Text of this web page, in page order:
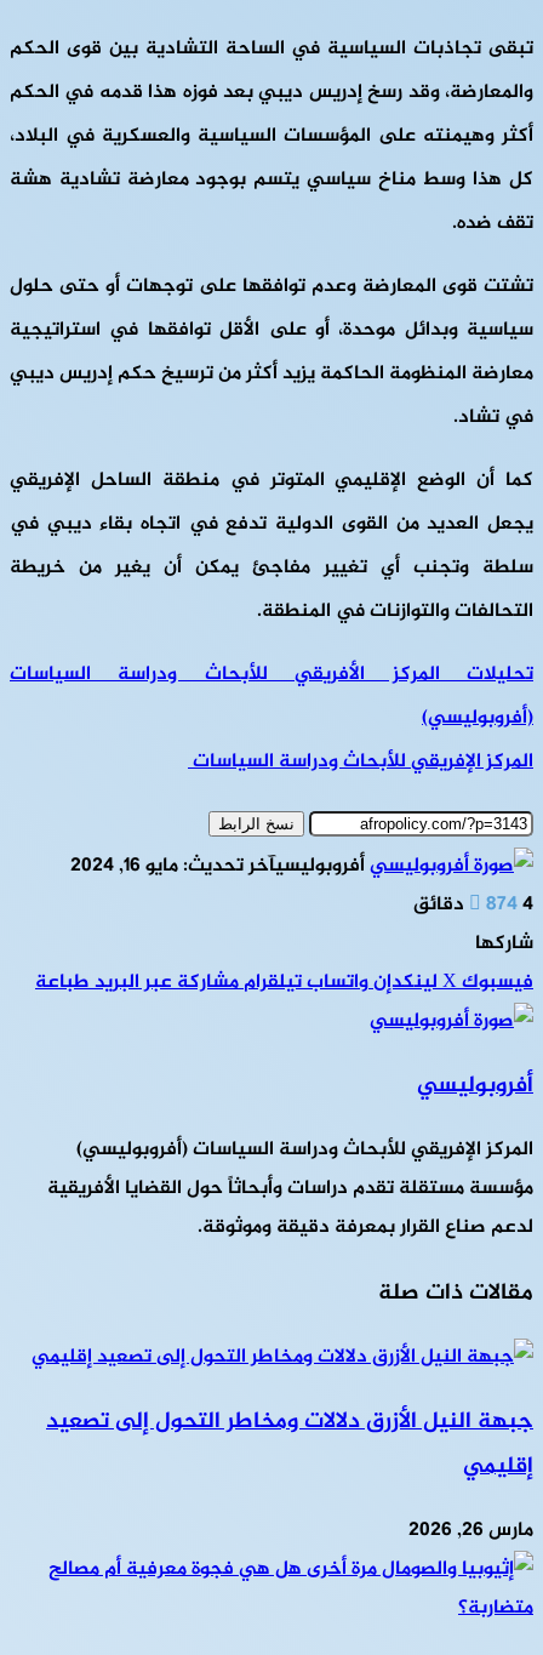
تبقى تجاذبات السياسية في الساحة التشادية بين قوى الحكم
والمعارضة، وقد رسخ إدريس ديبي بعد فوزه هذا قدمه في الحكم
أكثر وهيمنته على المؤسسات السياسية والعسكرية في البلاد،
كل هذا وسط مناخ سياسي يتسم بوجود معارضة تشادية هشة
تقف ضده.
تشتت قوى المعارضة وعدم توافقها على توجهات أو حتى حلول
سياسية وبدائل موحدة، أو على الأقل توافقها في استراتيجية
معارضة المنظومة الحاكمة يزيد أكثر من ترسيخ حكم إدريس ديبي
في تشاد.
كما أن الوضع الإقليمي المتوتر في منطقة الساحل الإفريقي
يجعل العديد من القوى الدولية تدفع في اتجاه بقاء ديبي في
سلطة وتجنب أي تغيير مفاجئ يمكن أن يغير من خريطة
التحالفات والتوازنات في المنطقة.
تحليلات المركز الأفريقي للأبحاث ودراسة السياسات
(أفروبوليسي)
المركز الإفريقي للأبحاث ودراسة السياسات
نسخ الرابط
أفروبوليسيآخر تحديث: مايو 16, 2024
8744 دقائق
شاركها
فيسبوك‫Xلينكدإنواتسابتيلقراممشاركة عبر البريدطباعة
أفروبوليسي
المركز الإفريقي للأبحاث ودراسة السياسات (أفروبوليسي)
مؤسسة مستقلة تقدم دراسات وأبحاثاً حول القضايا الأفريقية
لدعم صناع القرار بمعرفة دقيقة وموثوقة.
مقالات ذات صلة
جبهة النيل الأزرق دلالات ومخاطر التحول إلى تصعيد
إقليمي
مارس 26, 2026